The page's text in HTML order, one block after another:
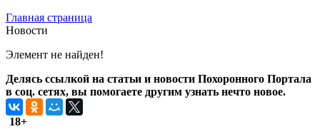
Главная страница
Новости
Элемент не найден!
Делясь ссылкой на статьи и новости Похоронного Портала
в соц. сетях, вы помогаете другим узнать нечто новое.
18+